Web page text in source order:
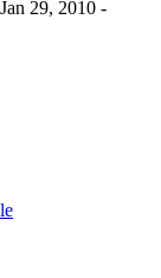
29, 2010 -